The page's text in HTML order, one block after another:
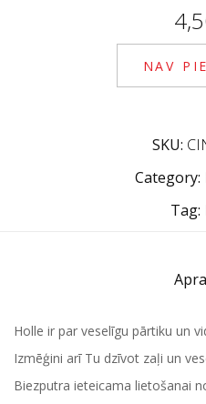
NAV
SKU:
Category:
Tag:
Holle ir par veselīgu pārtiku un
Izmēģini arī Tu dzīvot zaļi un
Biezputra ieteicama lietošanai